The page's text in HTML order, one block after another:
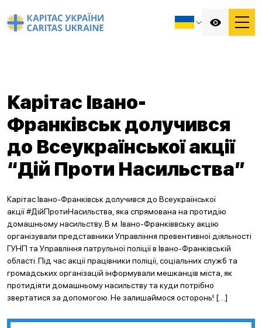
Карітас Івано-
Франківськ долучився
до Всеукраїнської акції
“Дій Проти Насильства”
Карітас Івано-Франківськ долучився до Всеукраїнської
акції #ДійПротиНасильства, яка спрямована на протидію
домашньому насильству. В м. Івано-Франківвську акцію
організували представники Управління превентивної діяльності
ГУНП та Управління патрульної поліції в Івано-Франківській
області. Під час акції працівники поліції, соціальних служб та
громадських організацій інформували мешканців міста, як
протидіяти домашньому насильству та куди потрібно
звертатися за допомогою. Не залишаймося осторонь! […]